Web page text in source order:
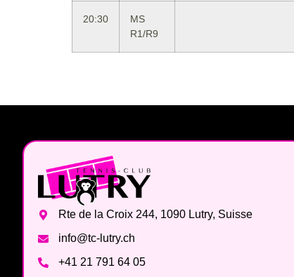
20:30
MS
R1/R9
Rte de la Croix 244, 1090 Lutry, Suisse
info@tc-lutry.ch
+41 21 791 64 05